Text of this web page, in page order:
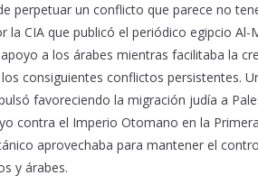
perpetuar un conflicto que parece no
la CIA que publicó el periódico egipcio
a los árabes mientras facilitaba la
consiguientes conflictos persistentes.
favoreciendo la migración judía a
contra el Imperio Otomano en la
aprovechaba para mantener el
y árabes.